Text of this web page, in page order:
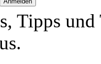
Tipps